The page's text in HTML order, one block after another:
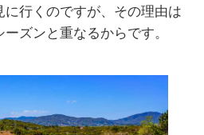
行くのですが、その理由は
ズンと重なるからです。